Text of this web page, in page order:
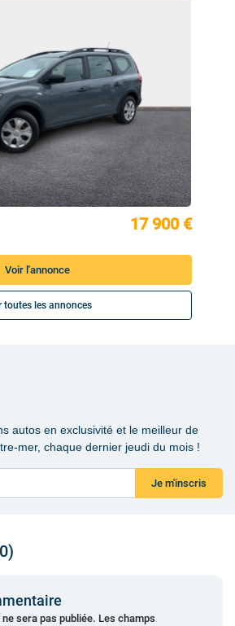
17 900 €
Voir l'annonce
toutes les annonces
autos en exclusivité et le meilleur de
mer, chaque dernier jeudi du mois !
Je m'inscris
sera pas publiée. Les champs